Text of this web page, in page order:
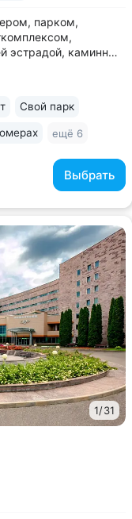
парком,
эстрадой, каминным
и зоной для
Выбрать
Свой парк
ещё 6
1/31